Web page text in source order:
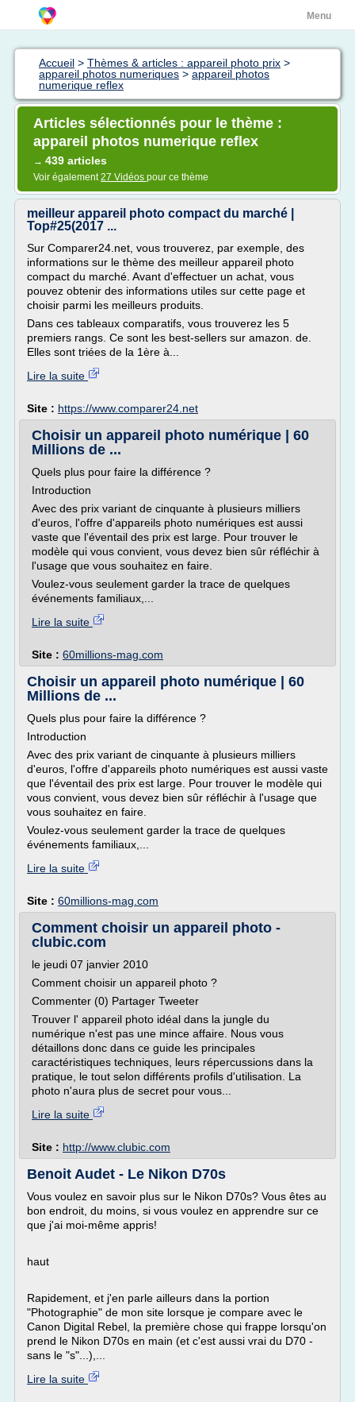
Menu
Accueil > Thèmes & articles : appareil photo prix >
appareil photos numeriques > appareil photos
numerique reflex
Articles sélectionnés pour le thème :
appareil photos numerique reflex
→ 439 articles
Voir également27 Vidéos pour ce thème
meilleur appareil photo compact du marché |
Top#25(2017 ...
Sur Comparer24.net, vous trouverez, par exemple, des
informations sur le thème des meilleur appareil photo
compact du marché. Avant d'effectuer un achat, vous
pouvez obtenir des informations utiles sur cette page et
choisir parmi les meilleurs produits.
Dans ces tableaux comparatifs, vous trouverez les 5
premiers rangs. Ce sont les best-sellers sur amazon. de.
Elles sont triées de la 1ère à...
Lire la suite
Site : https://www.comparer24.net
Choisir un appareil photo numérique | 60
Millions de ...
Quels plus pour faire la différence ?
Introduction
Avec des prix variant de cinquante à plusieurs milliers
d'euros, l'offre d'appareils photo numériques est aussi
vaste que l'éventail des prix est large. Pour trouver le
modèle qui vous convient, vous devez bien sûr réfléchir à
l'usage que vous souhaitez en faire.
Voulez-vous seulement garder la trace de quelques
événements familiaux,...
Lire la suite
Site : 60millions-mag.com
Choisir un appareil photo numérique | 60
Millions de ...
Quels plus pour faire la différence ?
Introduction
Avec des prix variant de cinquante à plusieurs milliers
d'euros, l'offre d'appareils photo numériques est aussi vaste
que l'éventail des prix est large. Pour trouver le modèle qui
vous convient, vous devez bien sûr réfléchir à l'usage que
vous souhaitez en faire.
Voulez-vous seulement garder la trace de quelques
événements familiaux,...
Lire la suite
Site : 60millions-mag.com
Comment choisir un appareil photo -
clubic.com
le jeudi 07 janvier 2010
Comment choisir un appareil photo ?
Commenter (0) Partager Tweeter
Trouver l' appareil photo idéal dans la jungle du
numérique n'est pas une mince affaire. Nous vous
détaillons donc dans ce guide les principales
caractéristiques techniques, leurs répercussions dans la
pratique, le tout selon différents profils d'utilisation. La
photo n'aura plus de secret pour vous...
Lire la suite
Site : http://www.clubic.com
Benoit Audet - Le Nikon D70s
Vous voulez en savoir plus sur le Nikon D70s? Vous êtes au
bon endroit, du moins, si vous voulez en apprendre sur ce
que j'ai moi-même appris!
haut
Rapidement, et j'en parle ailleurs dans la portion
"Photographie" de mon site lorsque je compare avec le
Canon Digital Rebel, la première chose qui frappe lorsqu'on
prend le Nikon D70s en main (et c'est aussi vrai du D70 -
sans le "s"...),...
Lire la suite